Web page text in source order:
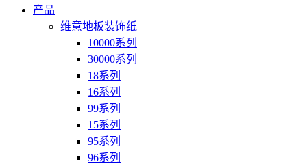
产品
维意地板装饰纸
10000系列
30000系列
18系列
16系列
99系列
15系列
95系列
96系列